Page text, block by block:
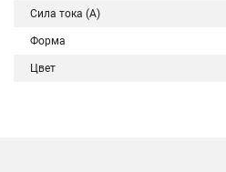
Сила тока (A)
Форма
Цвет